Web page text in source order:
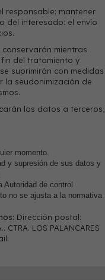
responsable: mantener
del interesado: el envío
conservarán mientras
del tratamiento y
suprimirán con medidas
seudonimización de
los datos a terceros,
momento.
y supresión de sus datos y
Autoridad de control
no se ajusta a la normativa
Dirección postal:
CTRA. LOS PALANCARES